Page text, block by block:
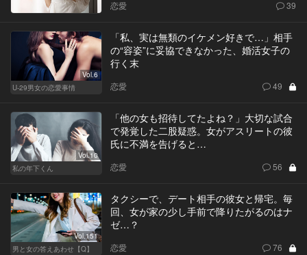
恋愛 39
Vol.6
U-29男女の恋愛事情
「私、実は無類のイケメン好きで…」相手
の“容姿”に妥協できなかった、婚活女子の
行く末
恋愛 49
Vol.10
私の年下くん
「他の女も招待してたよね？」大切な試合
で発覚した二股疑惑。女がアスリートの彼
氏に不満を告げると…
恋愛 56
Vol.151
男と女の答えあわせ【Q】
タクシーで、デート相手の彼女と帰宅。毎
回、女が家の少し手前で降りたがるのはナ
ゼ…？
恋愛 76